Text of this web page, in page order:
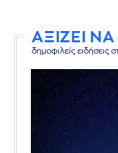
ΑΞΙΖΕΙ
δημοφιλείς ειδήσεις